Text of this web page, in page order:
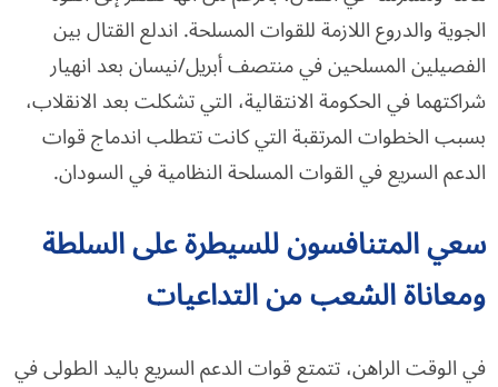
الجوية والدروع اللازمة للقوات المسلحة. اندلع القتال بين
الفصيلين المسلحين في منتصف أبريل/نيسان بعد انهيار
شراكتهما في الحكومة الانتقالية، التي تشكلت بعد الانقلاب،
بسبب الخطوات المرتقبة التي كانت تتطلب اندماج قوات
الدعم السريع في القوات المسلحة النظامية في السودان.
سعي المتنافسون للسيطرة على السلطة
ومعاناة الشعب من التداعيات
في الوقت الراهن، تتمتع قوات الدعم السريع باليد الطولى في